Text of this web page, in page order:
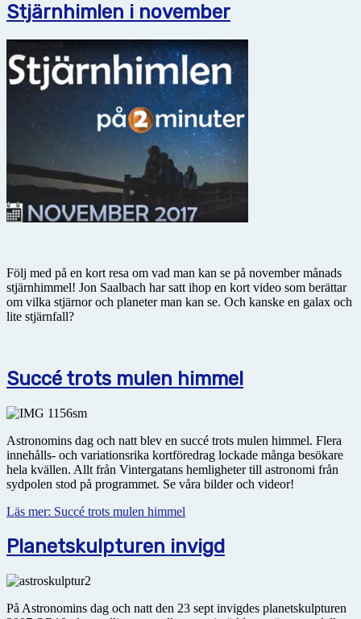
Stjärnhimlen i november
Följ med på en kort resa om vad man kan se på november månads
stjärnhimmel! Jon Saalbach har satt ihop en kort video som berättar
om vilka stjärnor och planeter man kan se. Och kanske en galax och
lite stjärnfall?
Succé trots mulen himmel
Astronomins dag och natt blev en succé trots mulen himmel. Flera
innehålls- och variationsrika kortföredrag lockade många besökare
hela kvällen. Allt från Vintergatans hemligheter till astronomi från
sydpolen stod på programmet. Se våra bilder och videor!
Läs mer: Succé trots mulen himmel
Planetskulpturen invigd
På Astronomins dag och natt den 23 sept invigdes planetskulpturen